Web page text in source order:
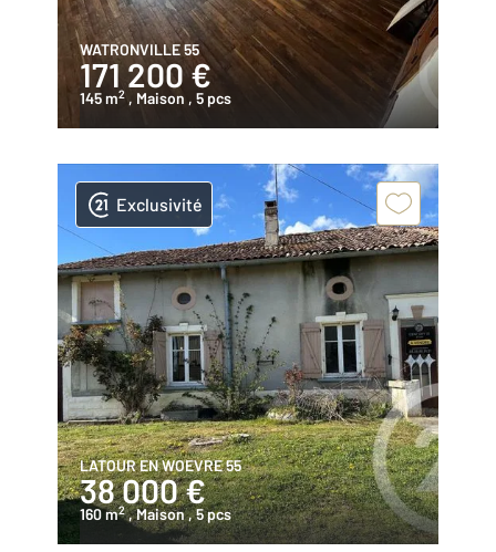
WATRONVILLE 55
171 200 €
145 m2 , Maison , 5 pcs
Exclusivité
LATOUR EN WOEVRE 55
38 000 €
160 m2 , Maison, 5 pcs